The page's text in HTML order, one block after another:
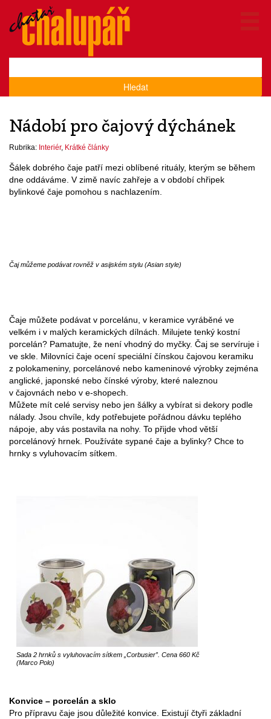
Hledat
Nádobí pro čajový dýchánek
Rubrika: Interiér, Krátké články
Šálek dobrého čaje patří mezi oblíbené rituály, kterým se během
dne oddáváme. V zimě navíc zahřeje a v období chřipek
bylinkové čaje pomohou s nachlazením.
Čaj můžeme podávat rovněž v asijském stylu (Asian style)
Čaje můžete podávat v porcelánu, v keramice vyráběné ve
velkém i v malých keramických dílnách. Milujete tenký kostní
porcelán? Pamatujte, že není vhodný do myčky. Čaj se servíruje i
ve skle. Milovníci čaje ocení speciální čínskou čajovou keramiku
z polokameniny, porcelánové nebo kameninové výrobky zejména
anglické, japonské nebo čínské výroby, které naleznou
v čajovnách nebo v e-shopech.
Můžete mít celé servisy nebo jen šálky a vybírat si dekory podle
nálady. Jsou chvíle, kdy potřebujete pořádnou dávku teplého
nápoje, aby vás postavila na nohy. To přijde vhod větší
porcelánový hrnek. Používáte sypané čaje a bylinky? Chce to
hrnky s vyluhovacím sítkem.
Sada 2 hrnků s vyluhovacím sítkem „Corbusier”. Cena 660 Kč
(Marco Polo)
Konvice – porcelán a sklo
Pro přípravu čaje jsou důležité konvice. Existují čtyři základní